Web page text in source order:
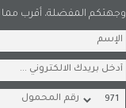
وجهتكم المفضلة، أقرب مما